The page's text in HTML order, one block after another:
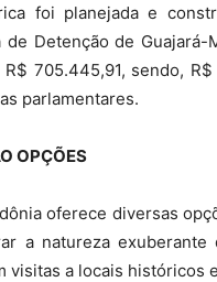
foi planejada e
de Detenção de
705.445,91, sendo,
parlamentares.
OPÇÕES
oferece diversas
a natureza
visitas a locais históricos